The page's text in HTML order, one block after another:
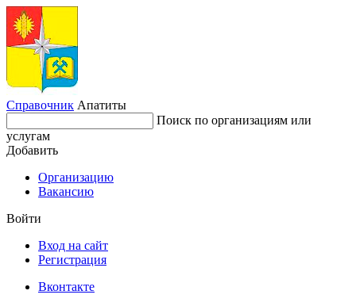
Справочник Апатиты
Поиск по организациям или
услугам
Добавить
Организацию
Вакансию
Войти
Вход на сайт
Регистрация
Вконтакте